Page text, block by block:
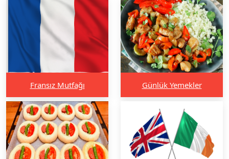
Fransız Mutfağı Günlük Yemekler